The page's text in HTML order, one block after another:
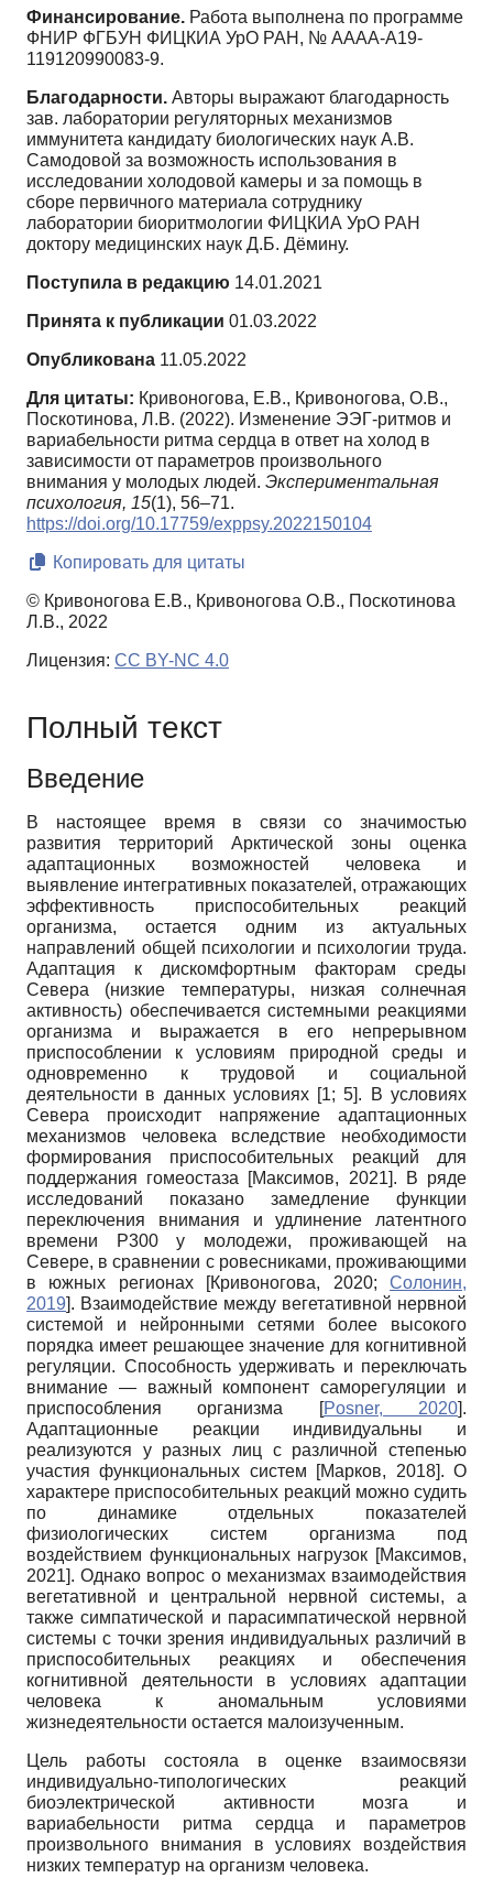
Финансирование. Работа выполнена по программе
ФНИР ФГБУН ФИЦКИА УрО РАН, № AAAA-A19-
119120990083-9.
Благодарности. Авторы выражают благодарность
зав. лаборатории регуляторных механизмов
иммунитета кандидату биологических наук А.В.
Самодовой за возможность использования в
исследовании холодовой камеры и за помощь в
сборе первичного материала сотруднику
лаборатории биоритмологии ФИЦКИА УрО РАН
доктору медицинских наук Д.Б. Дёмину.
Поступила в редакцию 14.01.2021
Принята к публикации 01.03.2022
Опубликована 11.05.2022
Для цитаты: Кривоногова, Е.В., Кривоногова, О.В.,
Поскотинова, Л.В. (2022). Изменение ЭЭГ-ритмов и
вариабельности ритма сердца в ответ на холод в
зависимости от параметров произвольного
внимания у молодых людей. Экспериментальная
психология, 15(1), 56–71.
https://doi.org/10.17759/exppsy.2022150104
Копировать для цитаты
© Кривоногова Е.В., Кривоногова О.В., Поскотинова
Л.В., 2022
Лицензия: CC BY-NC 4.0
Полный текст
Введение
В настоящее время в связи со значимостью
развития территорий Арктической зоны оценка
адаптационных возможностей человека и
выявление интегративных показателей, отражающих
эффективность приспособительных реакций
организма, остается одним из актуальных
направлений общей психологии и психологии труда.
Адаптация к дискомфортным факторам среды
Севера (низкие температуры, низкая солнечная
активность) обеспечивается системными реакциями
организма и выражается в его непрерывном
приспособлении к условиям природной среды и
одновременно к трудовой и социальной
деятельности в данных условиях [1; 5]. В условиях
Севера происходит напряжение адаптационных
механизмов человека вследствие необходимости
формирования приспособительных реакций для
поддержания гомеостаза [Максимов, 2021]. В ряде
исследований показано замедление функции
переключения внимания и удлинение латентного
времени Р300 у молодежи, проживающей на
Севере, в сравнении с ровесниками, проживающими
в южных регионах
[Кривоногова, 2020;Солонин,
2019]. Взаимодействие между вегетативной нервной
системой и нейронными сетями более высокого
порядка имеет решающее значение для когнитивной
регуляции. Способность удерживать и переключать
внимание — важный компонент саморегуляции и
приспособления организма
[Posner, 2020].
Адаптационные реакции индивидуальны и
реализуются у разных лиц с различной степенью
участия функциональных систем
[Марков, 2018]. О
характере приспособительных реакций можно судить
по динамике отдельных показателей
физиологических систем организма под
воздействием функциональных нагрузок [Максимов,
2021]. Однако вопрос о механизмах взаимодействия
вегетативной и центральной нервной системы, а
также симпатической и парасимпатической нервной
системы с точки зрения индивидуальных различий в
приспособительных реакциях и обеспечения
когнитивной деятельности в условиях адаптации
человека к аномальным условиями
жизнедеятельности остается малоизученным.
Цель работы состояла в оценке взаимосвязи
индивидуально-типологических реакций
биоэлектрической активности мозга и
вариабельности ритма сердца и параметров
произвольного внимания в условиях воздействия
низких температур на организм человека.